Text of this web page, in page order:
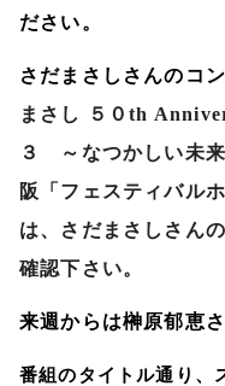
ださい。
さだまさしさんのコ
まさし ５０th
３ ～なつかしい未
阪「フェスティバル
は、さだまさしさん
確認下さい。
来週からは榊原郁恵
番組のタイトル通り、